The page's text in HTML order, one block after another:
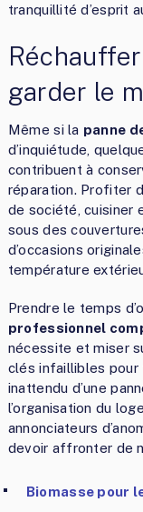
tranquillité d’esprit
garder le
Même si la panne
d’inquiétude,
contribuent à
réparation. Profiter
de société, cuisiner
sous des
d’occasions
température
Prendre le temps
professionnel
nécessite et miser
clés infaillibles pour
inattendu d’une
l’organisation du
annonciateurs
devoir affronter de
Biomasse pour